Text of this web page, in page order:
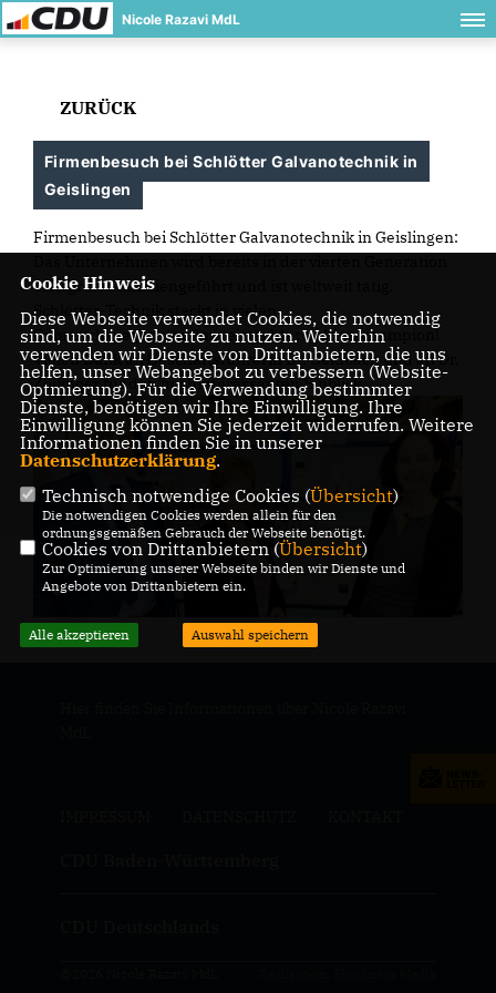
Nicole Razavi MdL
ZURÜCK
Firmenbesuch bei Schlötter Galvanotechnik in
Geislingen
Firmenbesuch bei Schlötter Galvanotechnik in Geislingen:
erfolgreich familiengeführt und ist weltweit tätig.
Schlötter-Technik steckt in vielen
Gebrauchsgegenständen, ein echter hidden champion!
Vielen Dank an Geschäftsführerin Dr. Geldbach und an Dr.
Zöllinger für den hochinteressanten Einblick.
Cookie Hinweis
Diese Webseite verwendet Cookies, die notwendig
sind, um die Webseite zu nutzen. Weiterhin
verwenden wir Dienste von Drittanbietern, die uns
helfen, unser Webangebot zu verbessern (Website-
Optmierung). Für die Verwendung bestimmter
Dienste, benötigen wir Ihre Einwilligung. Ihre
Einwilligung können Sie jederzeit widerrufen. Weitere
Informationen finden Sie in unserer
Datenschutzerklärung.
Technisch notwendige Cookies (Übersicht)
Die notwendigen Cookies werden allein für den
ordnungsgemäßen Gebrauch der Webseite benötigt.
Cookies von Drittanbietern (Übersicht)
Zur Optimierung unserer Webseite binden wir Dienste und
Angebote von Drittanbietern ein.
Alle akzeptieren Auswahl speichern